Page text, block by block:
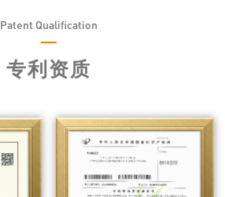
Patent Qualification
专利资质